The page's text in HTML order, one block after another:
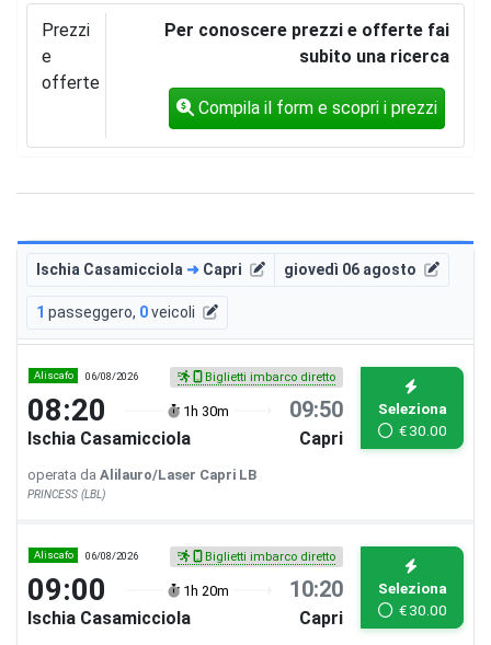
Prezzi
e
offerte
Per conoscere prezzi e offerte fai
subito una ricerca
Compila il form e scopri i prezzi
Ischia Casamicciola ➜ Capri giovedì 06 agosto
1 passeggero, 0veicoli
Aliscafo 06/08/2026 Biglietti imbarco diretto
08:20 1h 30m 09:50
Ischia Casamicciola Capri
Seleziona
€30.00
operata da Alilauro/Laser Capri LB
PRINCESS (LBL)
Aliscafo 06/08/2026 Biglietti imbarco diretto
09:00 1h 20m 10:20
Ischia Casamicciola Capri
Seleziona
€30.00